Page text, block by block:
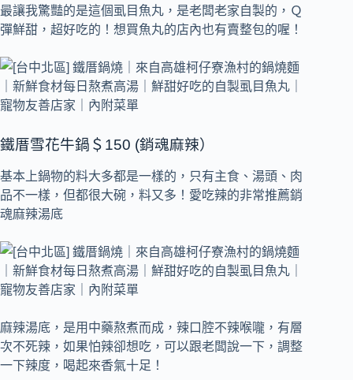
最讓我驚豔的是這個虱目魚丸，是老闆老家自製的，Ｑ
彈鮮甜，超好吃的！想買魚丸的店內也有賣整包的喔！
鐵厝雪花牛鍋＄150 (銷魂麻辣）
基本上鍋物的料大多都是一樣的，只有主食、湯頭、肉
品不一樣，但都很大碗，料又多！愛吃辣的非常推薦銷
魂麻辣湯底
麻辣湯底，是用中藥熬煮而成，辣口腔不辣喉嚨，有層
次不死辣，如果怕辣卻想吃，可以跟老闆說一下，調整
一下辣度，喝起來香氣十足！